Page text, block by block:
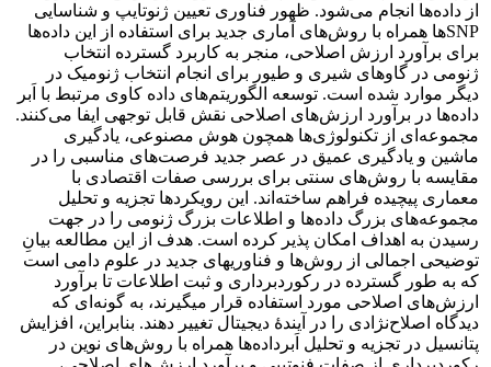
از داده‌ها انجام می‌شود. ظهور فناوری تعیین ژنوتایپ و شناسایی
SNPها همراه با روش‌های آماری جدید برای استفاده از این داده‌ها
برای برآورد ارزش اصلاحی، منجر به کاربرد گسترده انتخاب
ژنومی در گاوهای شیری و طیور برای انجام انتخاب ژنومیک در
دیگر موارد شده است. توسعه الگوریتم‌های داده کاوی مرتبط با اَبر
داده‌ها در برآورد ارزش‌های اصلاحی نقش قابل توجهی ایفا می‌کنند.
مجموعه‌ای از تکنولوژی‌ها همچون هوش مصنوعی، یادگیری
ماشین و یادگیری عمیق در عصر جدید فرصت‌های مناسبی را در
مقایسه با روش‌های سنتی برای بررسی صفات اقتصادی با
معماری پیچیده فراهم ساخته‌اند. این رویکردها تجزیه و تحلیل
مجموعه‌های بزرگ داده‌ها و اطلاعات بزرگ ژنومی را در جهت
رسیدن به اهداف امکان پذیر کرده است. هدف از این مطالعه بیانِ
توضیحی اجمالی از روش‌ها و فناوری­های جدید در علوم دامی است
که به طور گسترده در رکوردبرداری و ثبت اطلاعات تا برآورد
ارزش‌های اصلاحی مورد استفاده قرار می­گیرند، به گونه‌ای که
دیدگاه اصلاح‌نژادی را در آیندۀ دیجیتال تغییر دهند. بنابراین، افزایش
پتانسیل در تجزیه و تحلیل اَبرداده‌ها همراه با روش‌های نوین در